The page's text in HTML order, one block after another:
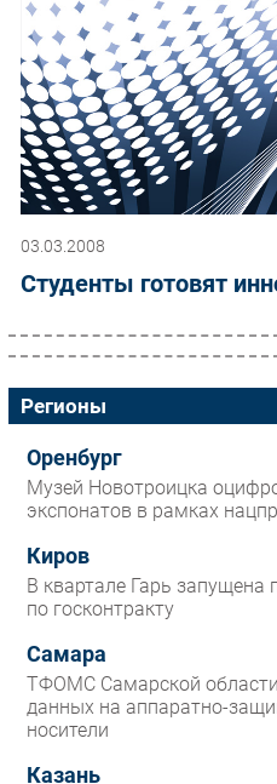
03.03.2008
Студенты готовят
Регионы
Оренбург
Музей Новотроицка
экспонатов в рамках
Киров
В квартале Гарь запущена
по госконтракту
Самара
ТФОМС Самарской
данных на аппаратно-
носители
Казань